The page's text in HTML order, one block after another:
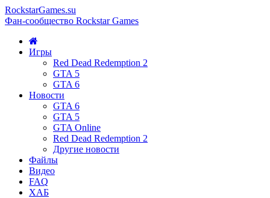
RockstarGames.su
Фан-сообщество Rockstar Games
Игры
Red Dead Redemption 2
GTA 5
GTA 6
Новости
GTA 6
GTA 5
GTA Online
Red Dead Redemption 2
Другие новости
Файлы
Видео
FAQ
ХАБ